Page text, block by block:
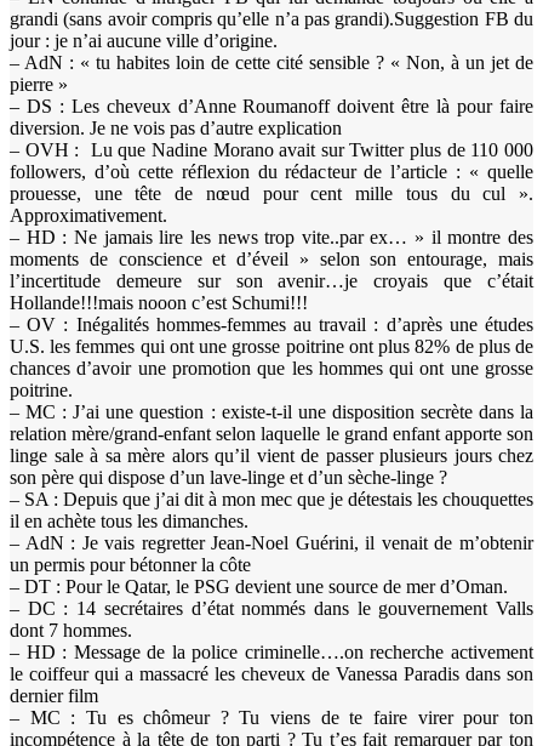
grandi (sans avoir compris qu’elle n’a pas grandi).Suggestion FB du
jour : je n’ai aucune ville d’origine.
– AdN : « tu habites loin de cette cité sensible ? « Non, à un jet de
pierre »
– DS : Les cheveux d’Anne Roumanoff doivent être là pour faire
diversion. Je ne vois pas d’autre explication
– OVH : Lu que Nadine Morano avait sur Twitter plus de 110 000
followers, d’où cette réflexion du rédacteur de l’article : « quelle
prouesse, une tête de nœud pour cent mille tous du cul ».
Approximativement.
– HD : Ne jamais lire les news trop vite..par ex… » il montre des
moments de conscience et d’éveil » selon son entourage, mais
l’incertitude demeure sur son avenir…je croyais que c’était
Hollande!!!mais nooon c’est Schumi!!!
– OV : Inégalités hommes-femmes au travail : d’après une études
U.S. les femmes qui ont une grosse poitrine ont plus 82% de plus de
chances d’avoir une promotion que les hommes qui ont une grosse
poitrine.
– MC : J’ai une question : existe-t-il une disposition secrète dans la
relation mère/grand-enfant selon laquelle le grand enfant apporte son
linge sale à sa mère alors qu’il vient de passer plusieurs jours chez
son père qui dispose d’un lave-linge et d’un sèche-linge ?
– SA : Depuis que j’ai dit à mon mec que je détestais les chouquettes
il en achète tous les dimanches.
– AdN : Je vais regretter Jean-Noel Guérini, il venait de m’obtenir
un permis pour bétonner la côte
– DT : Pour le Qatar, le PSG devient une source de mer d’Oman.
– DC : 14 secrétaires d’état nommés dans le gouvernement Valls
dont 7 hommes.
– HD : Message de la police criminelle….on recherche activement
le coiffeur qui a massacré les cheveux de Vanessa Paradis dans son
dernier film
– MC : Tu es chômeur ? Tu viens de te faire virer pour ton
incompétence à la tête de ton parti ? Tu t’es fait remarquer par ton